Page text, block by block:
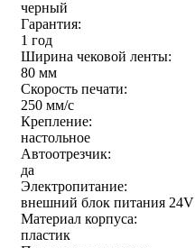
черный
Гарантия:
1 год
Ширина чековой ленты:
80 мм
Скорость печати:
250 мм/c
Крепление:
настольное
Автоотрезчик:
да
Электропитание:
внешний блок питания 24V
Материал корпуса:
пластик